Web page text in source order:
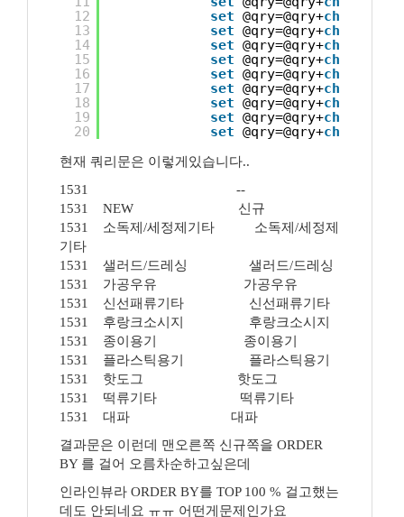
12
13
14
15
16
17
18
19
20
set @qry=@qry+char
set @qry=@qry+char
set @qry=@qry+char
set @qry=@qry+char
set @qry=@qry+char
set @qry=@qry+char
set @qry=@qry+char
set @qry=@qry+char
set @qry=@qry+char
현재 쿼리문은 이렇게있습니다..
1531 --
1531 NEW 신규
1531 소독제/세정제기타 소독제/세정제
기타
1531 샐러드/드레싱 샐러드/드레싱
1531 가공우유 가공우유
1531 신선패류기타 신선패류기타
1531 후랑크소시지 후랑크소시지
1531 종이용기 종이용기
1531 플라스틱용기 플라스틱용기
1531 핫도그 핫도그
1531 떡류기타 떡류기타
1531 대파 대파
결과문은 이런데 맨오른쪽 신규쪽을 ORDER
BY 를 걸어 오름차순하고싶은데
인라인뷰라 ORDER BY를 TOP 100 % 걸고했는
데도 안되네요 ㅠㅠ 어떤게문제인가요